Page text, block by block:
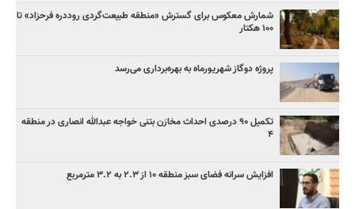
شمارش معکوس برای گسترش «منطقه طبیعت‌گردی روددره فرحزاد» تا
۱۰۰ هکتار
پروژه دوگاز شهریورماه به بهره‌برداری می‌رسد
تکمیل ۹۰ درصدی احداث مخازن بتنی خواجه عبدالله انصاری در منطقه
۴
افزایش سرانه فضای سبز منطقه ۱۰ از ۲.۳ به ۳.۲ مترمربع